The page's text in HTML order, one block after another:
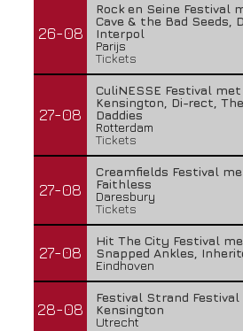
26-08
Rock en Seine Festival
Cave & the Bad Seeds,
Interpol
Parijs
Tickets
27-08
CuliNESSE Festival met
Kensington, Di-rect,
Daddies
Rotterdam
Tickets
27-08
Creamfields Festival
Faithless
Daresbury
Tickets
27-08
Hit The City Festival
Snapped Ankles,
Eindhoven
28-08
Festival Strand Festival
Kensington
Utrecht